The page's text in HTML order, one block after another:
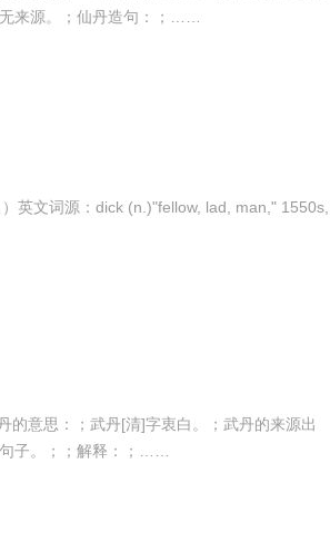
来源。；仙丹造句：；……
英文词源：dick (n.)"fellow, lad, man," 1550s,
的意思：；武丹[清]字衷白。；武丹的来源出
子。；；解释：；……